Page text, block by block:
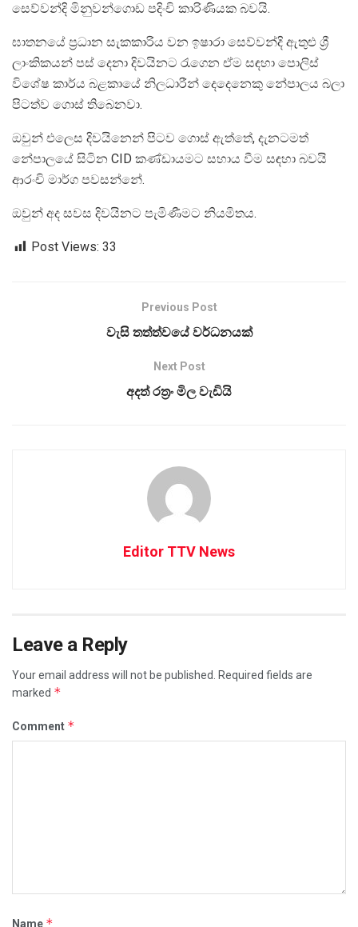
සෙව්වන්දි මිනුවන්ගොඩ පදිංචි කාරිණියක බවයි.
ඝාතනයේ ප්‍රධාන සැකකාරිය වන ඉෂාරා සෙව්වන්දි ඇතුළු ශ්‍රී
ලාංකිකයන් පස් දෙනා දිවයිනට රැගෙන ඒම සඳහා පොලිස්
විශේෂ කාර්ය බළකායේ නිලධාරීන් දෙදෙනෙකු නේපාලය බලා
පිටත්ව ගොස් තිබෙනවා.
ඔවුන් එලෙස දිවයිනෙන් පිටව ගොස් ඇත්තේ, දැනටමත්
නේපාලයේ සිටින CID කණ්ඩායමට සහාය වීම සඳහා බවයි
ආරංචි මාර්ග පවසන්නේ.
ඔවුන් අද සවස දිවයිනට පැමිණීමට නියමිතය.
Post Views: 33
Previous Post
වැසි තත්ත්වයේ වර්ධනයක්
Next Post
අදත් රත්‍රං මිල වැඩියි
Editor TTV News
Leave a Reply
Your email address will not be published. Required fields are
marked *
Comment *
Name *